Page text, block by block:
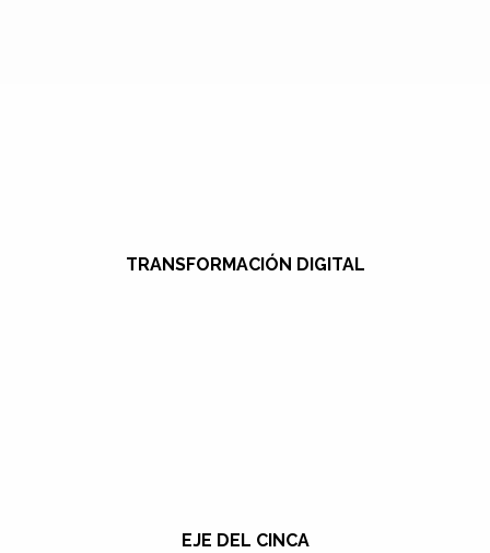
TRANSFORMACIÓN DIGITAL
EJE DEL CINCA